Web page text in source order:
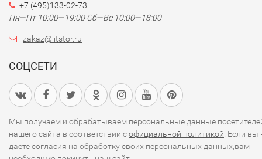
+7 (495)133-02-73
Пн—Пт 10:00—19:00 Сб—Вс 10:00—18:00
zakaz@litstor.ru
СОЦСЕТИ
Мы получаем и обрабатываем персональные данные
нашего сайта в соответствии софициальной политикой. Если вы
даете согласия на обработку своих персональных данных,вам